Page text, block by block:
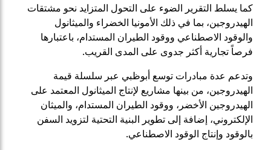
كما يسلط التقرير الضوء على التحول المتزايد نحو مشتقات
الهيدروجين، بما في ذلك الأمونيا الخضراء والميثانول
والوقود الاصطناعي ووقود الطيران المستدام، باعتبارها
فرصاً تجارية أكثر جدوى على المدى القريب.
وتدعم عدة مبادرات توسع أبوظبي عبر سلسلة قيمة
الهيدروجين، من بينها مشاريع لإنتاج الميثانول المعتمد على
الهيدروجين الأخضر، ووقود الطيران المستدام، والميثان
الإلكتروني، إضافة إلى تطوير البنية التحتية لتزويد السفن
بالوقود وإنتاج الوقود الاصطناعي.